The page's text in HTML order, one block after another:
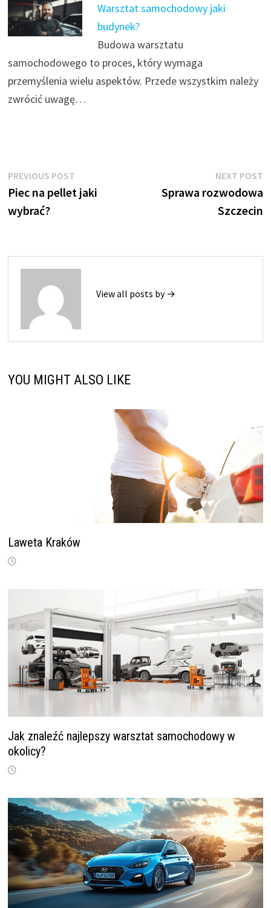
Warsztat samochodowy jaki
budynek?
Budowa warsztatu
samochodowego to proces, który wymaga
przemyślenia wielu aspektów. Przede wszystkim należy
zwrócić uwagę…
Nawigacja
wpisu
PREVIOUS POSTPrevious
post:
Piec na pellet jaki
wybrać?
NEXT POST
Sprawa rozwodowa
Szczecin
View all posts by →
YOU MIGHT ALSO LIKE
Laweta Kraków
Jak znaleźć najlepszy warsztat samochodowy w
okolicy?